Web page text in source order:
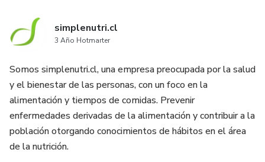
simplenutri.cl
3 Año Hotmarter
Somos simplenutri.cl, una empresa preocupada por la salud
y el bienestar de las personas, con un foco en la
alimentación y tiempos de comidas. Prevenir
enfermedades derivadas de la alimentación y contribuir a la
población otorgando conocimientos de hábitos en el área
de la nutrición.